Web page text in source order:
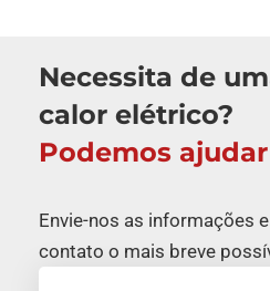
Necessita de
calor elétrico?
Podemos ajudar
Envie-nos as informações
contato o mais breve